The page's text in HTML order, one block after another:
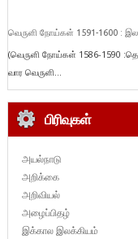
வெருளி நோய்கள் 1591-1600 :
(வெருளி நோய்கள் 1586-1590
வார வெருளி...
பிரிவுகள்
அயல்நாடு
அறிக்கை
அறிவியல்
அழைப்பிதழ்
இக்கால இலக்கியம்